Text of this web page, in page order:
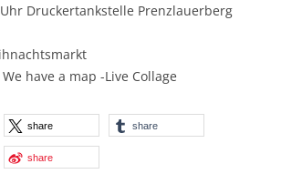
Uhr Druckertankstelle Prenzlauerberg
have a map -Live Collage
share share
share